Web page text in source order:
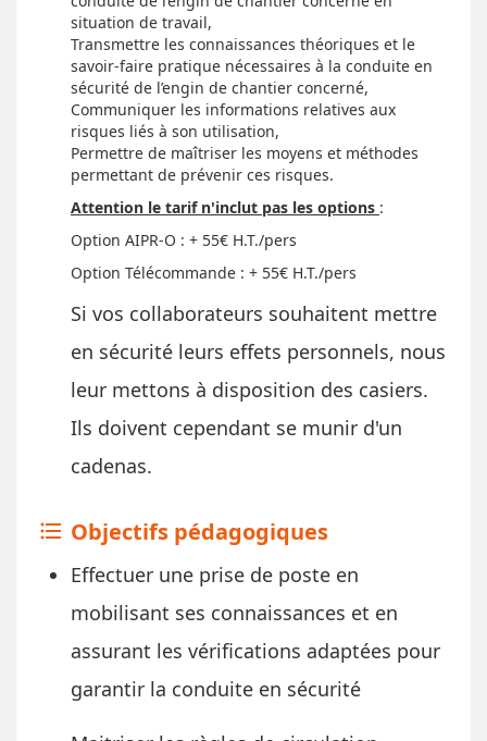
situation de travail,
Transmettre les connaissances théoriques et le
savoir-faire pratique nécessaires à la conduite en
sécurité de l’engin de chantier concerné,
Communiquer les informations relatives aux
risques liés à son utilisation,
Permettre de maîtriser les moyens et méthodes
permettant de prévenir ces risques.
Attention le tarif n'inclut pas les options :
Option AIPR-O : + 55€ H.T./pers
Option Télécommande : + 55€ H.T./pers
​Si vos collaborateurs souhaitent mettre
en sécurité leurs effets personnels, nous
leur mettons à disposition des casiers.
Ils doivent cependant se munir d'un
cadenas.
format_list_bulleted Objectifs pédagogiques
Effectuer une prise de poste en
mobilisant ses connaissances et en
assurant les vérifications adaptées pour
garantir la conduite en sécurité